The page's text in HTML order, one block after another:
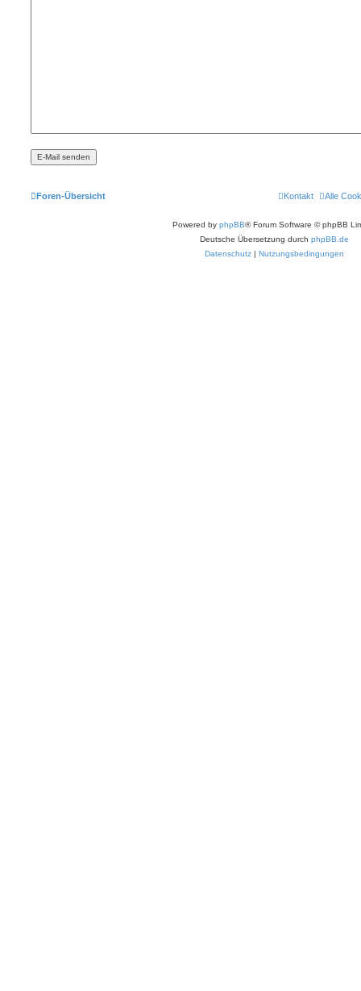
Foren-Übersicht Alle
Kontakt
Powered by phpBB® Forum Software © phpBB
Deutsche Übersetzung durch phpBB.de
Datenschutz | Nutzungsbedingungen